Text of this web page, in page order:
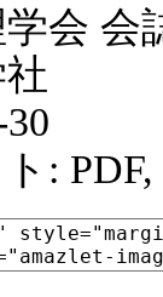
会 会
: PDF,